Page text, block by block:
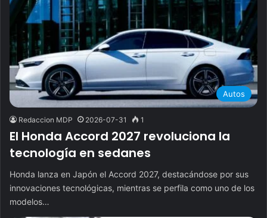
Autos
Redaccion MDP 2026-07-31 1
El Honda Accord 2027 revoluciona la
tecnología en sedanes
Honda lanza en Japón el Accord 2027, destacándose por sus
innovaciones tecnológicas, mientras se perfila como uno de los
modelos…